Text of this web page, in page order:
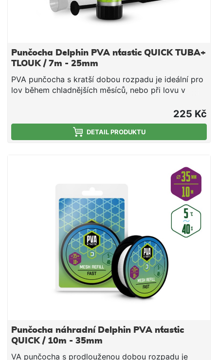
Punčocha Delphin PVA n´tastic QUICK TUBA+
TLOUK / 7m - 25mm
PVA punčocha s kratší dobou rozpadu je ideální pro
lov během chladnějších měsíců, nebo při lovu v
dnu. Jedná se o vysoce kvalitní produkt, při kterém
díky důkladnému pletení nedochází ke svévolnému
trhání punčochy a zároveň se výborně plní i velmi
jemnými částicemi, čímž budete moci spolu s
návnadu přímo na montáži. Součástí balení je tuba a
tlouk, které umožňují snadné plnění punčochy
vnadící směsí. PVA punčocha se po čase přímo
úměrném teplotě vody rozpustí a tak uvolní krmnou
směs v bezprostřední blízkosti nástrahy, čímž
výrazně zvýší její atraktivnost pro kaprovité ryby.
Upozornění: PVA produkty jsou vodou rozpustné,
manipulujte s nimi proto jen se suchýma rukama, aby
nedošlo k jejich deformaci či poškození. Technické
parametry: Průměr: 25mm (úzká) Délka: 7m Doba
rozpustnosti: cca 40s/5°C voda
225 Kč
DETAIL PRODUKTU
Punčocha náhradní Delphin PVA n´tastic
QUICK / 10m - 35mm
VA punčocha s prodlouženou dobou rozpadu je